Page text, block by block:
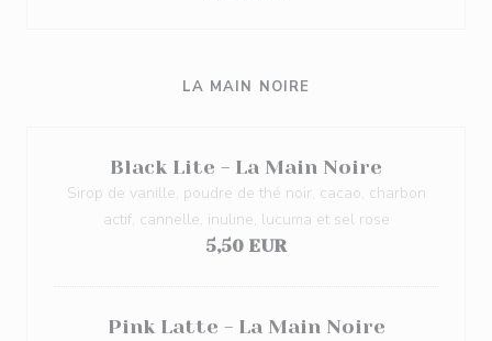
LA MAIN NOIRE
Black Lite - La Main Noire
Sirop de vanille, poudre de thé noir, cacao, charbon
actif, cannelle, inuline, lucuma et sel rose
5,50 EUR
Pink Latte - La Main Noire